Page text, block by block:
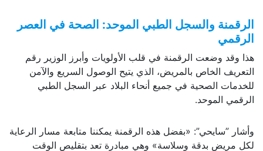
الرقمنة والسجل الطبي الموحد: الصحة في العصر
الرقمي
هذا وقد وضعت الرقمنة في قلب الأولويات وأبرز الوزير رقم
التعريف الخاص بالمريض، الذي يتيح الوصول السريع والآمن
للخدمات الصحية في جميع أنحاء البلاد عبر السجل الطبي
الرقمي الموحد.
وأشار ”سايحي”: «بفضل هذه الرقمنة يمكننا متابعة مسار الرعاية
لكل مريض بدقة وسلاسة» وهي مبادرة تعد بتقليص الوقت